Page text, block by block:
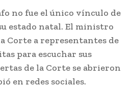
no fue el único vínculo de
estado natal. El ministro
Corte a representantes de
para escuchar sus
de la Corte se abrieron
en redes sociales.